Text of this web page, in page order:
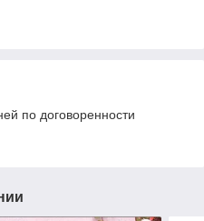
по договоренности